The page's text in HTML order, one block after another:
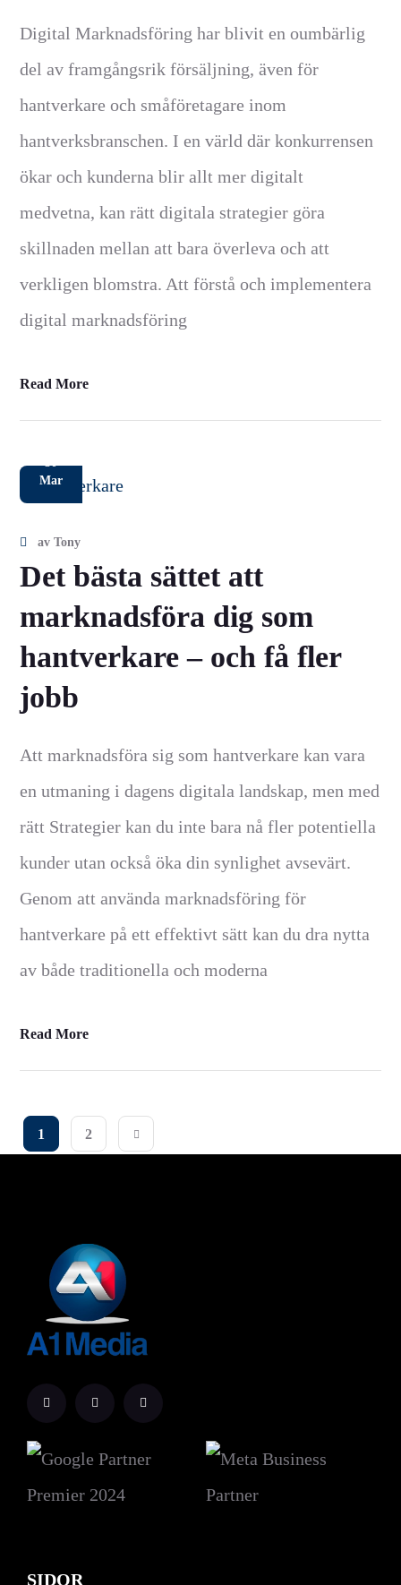
Digital Marknadsföring har blivit en oumbärlig
del av framgångsrik försäljning, även för
hantverkare och småföretagare inom
hantverksbranschen. I en värld där konkurrensen
ökar och kunderna blir allt mer digitalt
medvetna, kan rätt digitala strategier göra
skillnaden mellan att bara överleva och att
verkligen blomstra. Att förstå och implementera
digital marknadsföring
Read More
30
Mar
avTony
Det bästa sättet att
marknadsföra dig som
hantverkare – och få fler
jobb
Att marknadsföra sig som hantverkare kan vara
en utmaning i dagens digitala landskap, men med
rätt Strategier kan du inte bara nå fler potentiella
kunder utan också öka din synlighet avsevärt.
Genom att använda marknadsföring för
hantverkare på ett effektivt sätt kan du dra nytta
av både traditionella och moderna
Read More
1 2
SIDOR